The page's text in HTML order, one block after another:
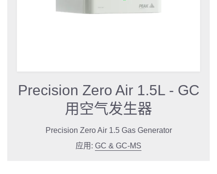
Precision Zero Air 1.5L - GC
用空气发生器
Precision Zero Air 1.5 Gas Generator
应用: GC & GC-MS